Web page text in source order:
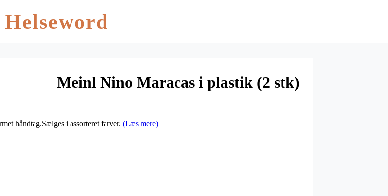
Helseword
Meinl Nino Maracas i plastik (2 stk)
håndtag.Sælges i assorteret farver. (Læs mere)